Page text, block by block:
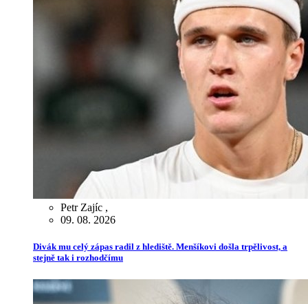
Petr Zajíc ,
09. 08. 2026
Divák mu celý zápas radil z hlediště. Menšíkovi došla trpělivost, a
stejně tak i rozhodčímu